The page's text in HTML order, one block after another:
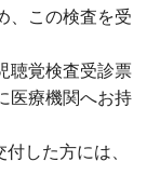
、この検査を受
聴覚検査受診票
医療機関へお持
した方には、